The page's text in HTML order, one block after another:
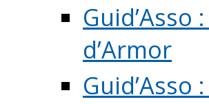
d’Armor